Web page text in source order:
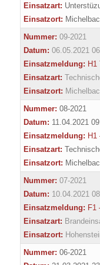
Einsatzart:
Einsatzort:
Nummer: 09-2021
Datum: 06.05.2021
Einsatzmeldung: H1
Einsatzart:
Einsatzort:
Nummer: 08-2021
Datum: 11.04.2021
Einsatzmeldung: H1
Einsatzart:
Einsatzort:
Nummer: 07-2021
Datum: 10.04.2021
Einsatzmeldung: F1
Einsatzart:
Einsatzort:
Nummer: 06-2021